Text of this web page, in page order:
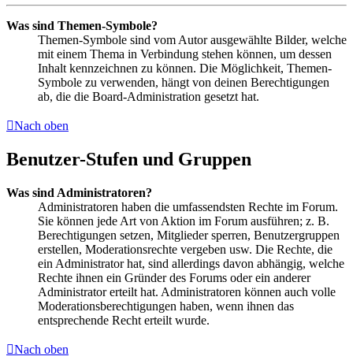
Was sind Themen-Symbole?
Themen-Symbole sind vom Autor ausgewählte Bilder, welche
mit einem Thema in Verbindung stehen können, um dessen
Inhalt kennzeichnen zu können. Die Möglichkeit, Themen-
Symbole zu verwenden, hängt von deinen Berechtigungen
ab, die die Board-Administration gesetzt hat.
Nach oben
Benutzer-Stufen und Gruppen
Was sind Administratoren?
Administratoren haben die umfassendsten Rechte im Forum.
Sie können jede Art von Aktion im Forum ausführen; z. B.
Berechtigungen setzen, Mitglieder sperren, Benutzergruppen
erstellen, Moderationsrechte vergeben usw. Die Rechte, die
ein Administrator hat, sind allerdings davon abhängig, welche
Rechte ihnen ein Gründer des Forums oder ein anderer
Administrator erteilt hat. Administratoren können auch volle
Moderationsberechtigungen haben, wenn ihnen das
entsprechende Recht erteilt wurde.
Nach oben